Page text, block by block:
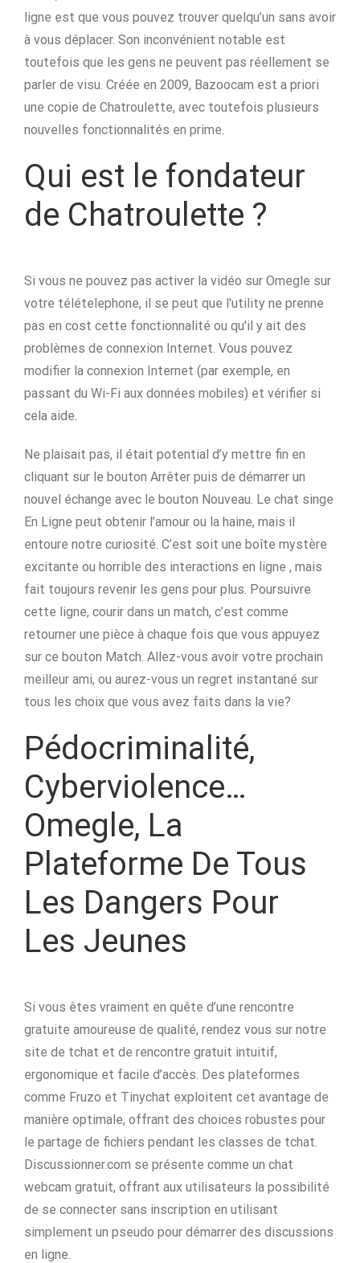
ligne est que vous pouvez trouver quelqu’un sans avoir
à vous déplacer. Son inconvénient notable est
toutefois que les gens ne peuvent pas réellement se
parler de visu. Créée en 2009, Bazoocam est a priori
une copie de Chatroulette, avec toutefois plusieurs
nouvelles fonctionnalités en prime.
Qui est le fondateur
de Chatroulette ?
Si vous ne pouvez pas activer la vidéo sur Omegle sur
votre télételephone, il se peut que l'utility ne prenne
pas en cost cette fonctionnalité ou qu'il y ait des
problèmes de connexion Internet. Vous pouvez
modifier la connexion Internet (par exemple, en
passant du Wi-Fi aux données mobiles) et vérifier si
cela aide.
Ne plaisait pas, il était potential d’y mettre fin en
cliquant sur le bouton Arrêter puis de démarrer un
nouvel échange avec le bouton Nouveau. Le chat singe
En Ligne peut obtenir l’amour ou la haine, mais il
entoure notre curiosité. C’est soit une boîte mystère
excitante ou horrible des interactions en ligne , mais
fait toujours revenir les gens pour plus. Poursuivre
cette ligne, courir dans un match, c’est comme
retourner une pièce à chaque fois que vous appuyez
sur ce bouton Match. Allez-vous avoir votre prochain
meilleur ami, ou aurez-vous un regret instantané sur
tous les choix que vous avez faits dans la vie?
Pédocriminalité,
Cyberviolence…
Omegle, La
Plateforme De Tous
Les Dangers Pour
Les Jeunes
Si vous êtes vraiment en quête d’une rencontre
gratuite amoureuse de qualité, rendez vous sur notre
site de tchat et de rencontre gratuit intuitif,
ergonomique et facile d’accès. Des plateformes
comme Fruzo et Tinychat exploitent cet avantage de
manière optimale, offrant des choices robustes pour
le partage de fichiers pendant les classes de tchat.
Discussionner.com se présente comme un chat
webcam gratuit, offrant aux utilisateurs la possibilité
de se connecter sans inscription en utilisant
simplement un pseudo pour démarrer des discussions
en ligne.